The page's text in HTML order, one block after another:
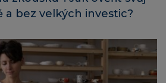
a bez velkých investic?